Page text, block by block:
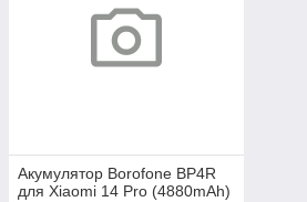
Акумулятор Borofone BP4R
для Xiaomi 14 Pro (4880mAh)